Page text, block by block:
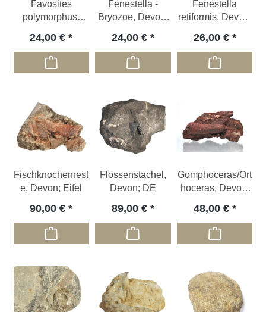
Favosites
polymorphus;
11 x 6 x 7 cm
24,00 €
Fenestella -
Bryozoe, Devon,
24,00 €
Fenestella
retiformis, Devon,
26,00 €
Fischknochenrest
e, Devon; Eifel
90,00 €
Flossenstachel,
Devon; DE
89,00 €
Gomphoceras/Ort
hoceras, Devon;
48,00 €